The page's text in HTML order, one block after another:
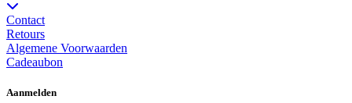
Contact
Retours
Algemene Voorwaarden
Cadeaubon
Aanmelden